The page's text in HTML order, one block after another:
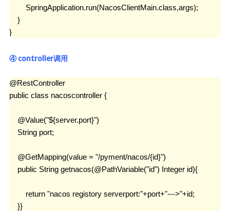
        SpringApplication.run(NacosClientMain.class,args);
    }
}
④ controller调用
@RestController
public class nacoscontroller {
    @Value("${server.port}")
    String port;
    @GetMapping(value = "/pyment/nacos/{id}")
    public String getnacos(@PathVariable("id") Integer id){
        return "nacos registory serverport:"+port+"--->"+id;
    }}